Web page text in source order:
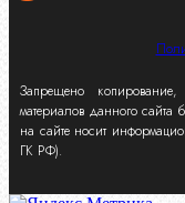
Запрещено
материалов данного сайта
на сайте носит
ГК РФ).